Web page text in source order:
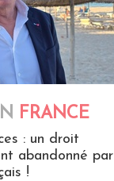
FRANCE
: un droit
abandonné par
!